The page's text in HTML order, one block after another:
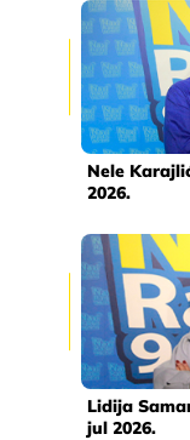
Nele
2026.
Lidija
jul 2026.